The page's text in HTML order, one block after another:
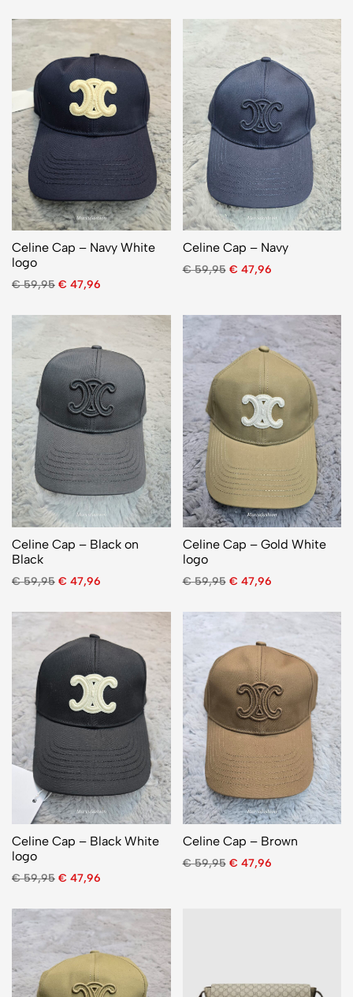
Celine Cap – Navy White
logo
€59,95 € 47,96
Celine Cap – Navy
€59,95 € 47,96
Celine Cap – Black on
Black
€59,95 € 47,96
Celine Cap – Gold White
logo
€59,95 € 47,96
Celine Cap – Black White
logo
€59,95 € 47,96
Celine Cap – Brown
€59,95 € 47,96